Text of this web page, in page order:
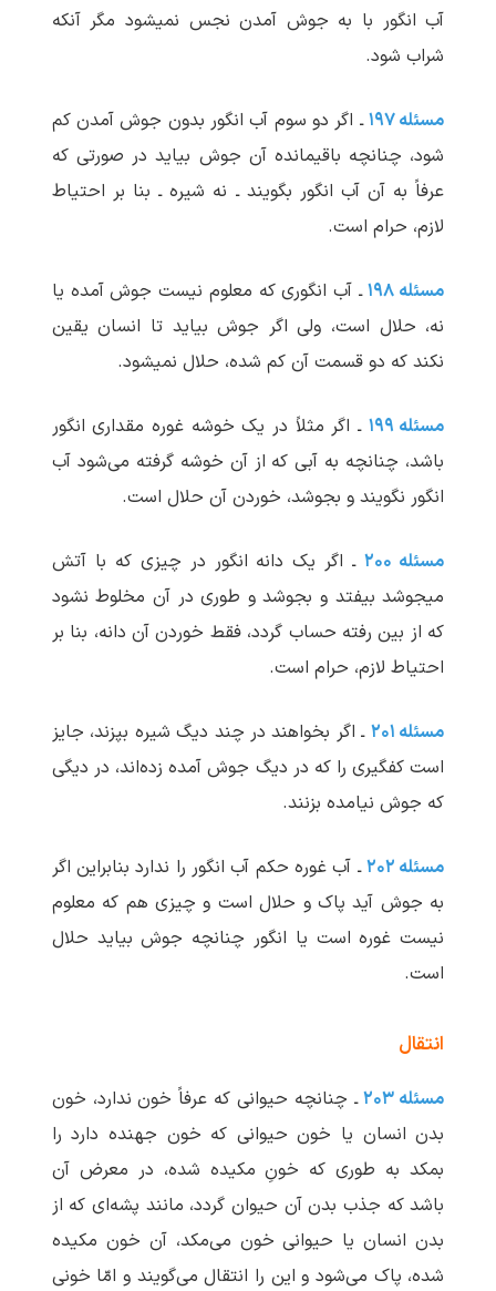
آب انگور با به جوش آمدن نجس نمی‏شود مگر آنکه
شراب شود.
مسئله ۱۹۷
ـ اگر دو سوم آب انگور بدون جوش آمدن کم
شود، چنانچه باقیمانده آن جوش بیاید در صورتی که
عرفاً به آن آب انگور بگویند ـ نه شیره ـ بنا بر احتیاط
لازم، حرام است.
مسئله ۱۹۸
ـ آب انگوری که معلوم نیست جوش آمده یا
نه، حلال است، ولی اگر جوش بیاید تا انسان یقین
نکند که دو قسمت آن کم شده، حلال نمی‏شود.
مسئله ۱۹۹
ـ اگر مثلاً در یک خوشه غوره مقداری انگور
باشد، چنانچه به آبی که از آن خوشه گرفته می‌شود آب
انگور نگویند و بجوشد، خوردن آن حلال است.
مسئله ۲۰۰
ـ اگر یک دانه انگور در چیزی که با آتش
می‏جوشد بیفتد و بجوشد و طوری در آن مخلوط نشود
که از بین رفته حساب گردد، فقط خوردن آن دانه، بنا بر
احتیاط لازم، حرام است.
مسئله ۲۰۱
ـ اگر بخواهند در چند دیگ شیره بپزند، جایز
است کفگیری را که در دیگ جوش آمده زده‌اند، در دیگی
که جوش نیامده بزنند.
مسئله ۲۰۲
ـ آب غوره حکم آب انگور را ندارد بنابراین اگر
به جوش آید پاک و حلال است و چیزی هم که معلوم
نیست غوره است یا انگور چنانچه جوش بیاید حلال
است.
انتقال
مسئله ۲۰۳
ـ چنانچه حیوانی که عرفاً خون ندارد، خون
بدن انسان یا خون حیوانی که خون جهنده دارد را
بمکد به طوری که خونِ مکیده شده، در معرض آن
باشد که جذب بدن آن حیوان گردد، مانند پشه‌‌ای که از
بدن انسان یا حیوانی خون می‌مکد، آن خون مکیده
شده، پاک می‌شود و این را انتقال می‌گویند و امّا خونی